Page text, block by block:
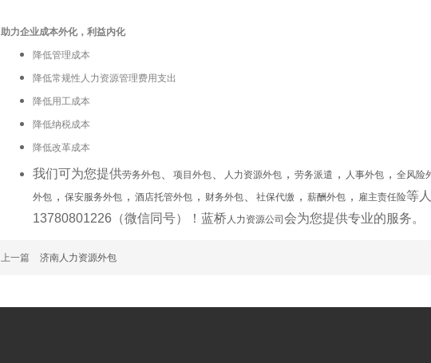
助力企业成本外化，利益内化
降低管理成本
降低常规性人力资源管理费用支出
降低用工成本
降低纳税成本
降低改革成本
我们可为您提供劳务外包 项目外包 人力资源外包 ， 劳务派遣 ， 人事外包 ， 全风险
外包 ， 保安服务外包 ， 酒店托管外包 ， 财务外包 社保代缴 ， 薪酬外包 ， 雇主责任险等
13780801226（微信同号）！蓝桥 人力资源公司 会为您提供专业的服务。
上一篇 济南人力资源外包